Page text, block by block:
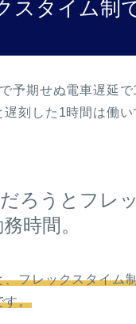
スタイム制
予期せぬ電車遅延
刻した1時間は働
だろうとフレ
時間。
フレックスタイム
す。